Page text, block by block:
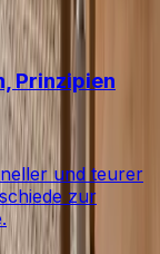
Prinzipien
und teurer
zur